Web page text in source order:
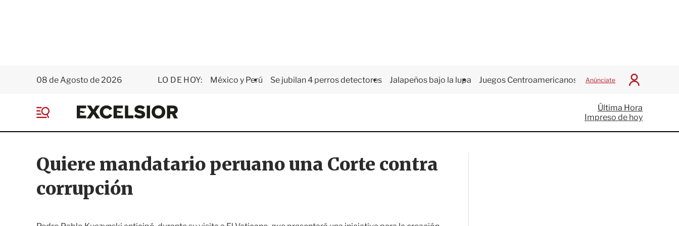
08 de Agosto de 2026 LO DE HOY: México y Perú Se jubilan 4 perros detectores Jalapeños bajo la lupa Juegos Centroamericanos Anúnciate
I
c
i
a
E
x
e
i
o
e
Última Hora
Impreso de hoy
Quiere mandatario peruano una Corte contra
corrupción